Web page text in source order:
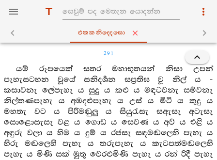
එකකනිද‍්දෙසො
291
යම් රූපයෙක් සතර මහාභූතයන් නිසා උපන්
පැහැසටහන වූයේ සනිදර්‍ශන සප්‍රතිඝ වූ නිල් ය -
කසාවනැ ලේපැහැ ය සුදු ය කළු ය මඳටවනැ සම්වනැ
නිල්තණපැහැ ය අඹදළුපැහැ ය උස් ය මිටි ය කුදු ය
මහතැ වට ය පිරිමඬුලු ය සියුරැසැ සඇසැ අටැසැ
සොළොසැසැ වළ ය ගොඩ ය සෙවණ ය අව් ය එළි ය
අඳුරු වලා ය හිම ය දුම් ය රජසැ සඳමඬලෙහි පැහැ ය
හිරු මඬලෙහි පැහැ ය තරුපැහැ ය කැටපත්මඬලෙහි
පැහැ ය මිණි සක් මුතු වෙරළුමිණි පැහැ ය රන් රිදී පැහැ